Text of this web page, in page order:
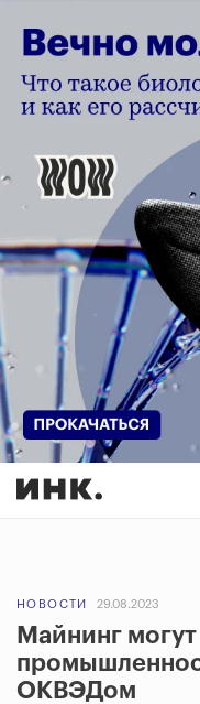
НОВОСТИ 29.08.2023
Майнинг
ОКВЭДом